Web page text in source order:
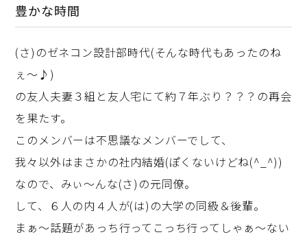
豊かな時間
(さ)のゼネコン設計部時代(そんな時代もあったのね
ぇ～♪)
の友人夫妻３組と友人宅にて約７年ぶり？？？の再会
を果たす。
このメンバーは不思議なメンバーでして、
我々以外はまさかの社内結婚(ぽくないけどね(^_^))
なので、みぃ～んな(さ)の元同僚。
して、６人の内４人が(は)の大学の同級＆後輩。
まぁ～話題があっち行ってこっち行ってしゃぁ～ない